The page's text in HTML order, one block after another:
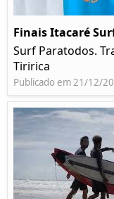
Finais Itacaré
Surf Paratodos.
Tiririca
Publicado em 21/12/